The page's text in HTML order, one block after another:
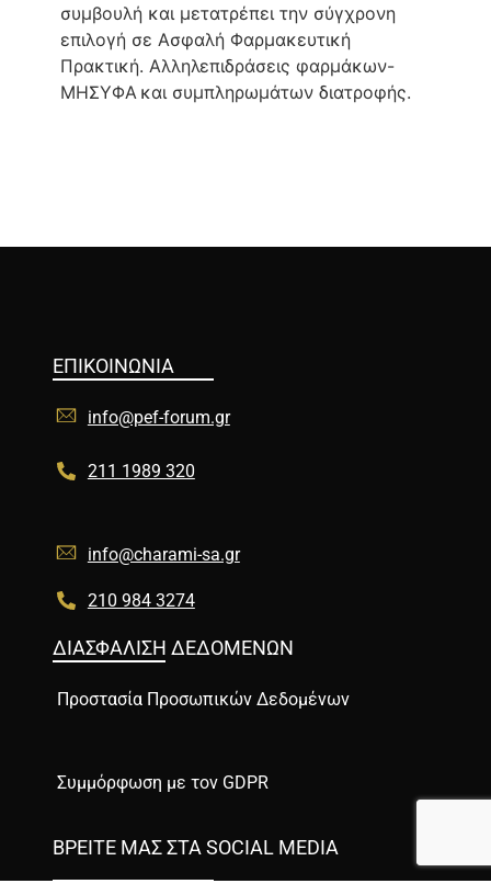
συμβουλή και μετατρέπει την σύγχρονη
επιλογή σε Ασφαλή Φαρμακευτική
Πρακτική. Aλληλεπιδράσεις φαρμάκων-
ΜΗΣΥΦΑ και συμπληρωμάτων διατροφής.
ΕΠΙΚΟΙΝΩΝΙΑ
info@pef-forum.gr
211 1989 320
info@charami-sa.gr
210 984 3274
ΔΙΑΣΦΑΛΙΣΗ ΔΕΔΟΜΕΝΩΝ
Προστασία Προσωπικών Δεδομένων
Συμμόρφωση με τον GDPR
ΒΡΕΙΤΕ ΜΑΣ ΣΤΑ SOCIAL MEDIA